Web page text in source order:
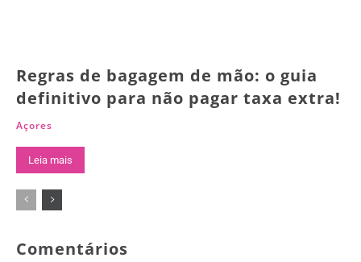
Regras de bagagem de mão: o guia
definitivo para não pagar taxa extra!
Açores
Leia mais
Comentários